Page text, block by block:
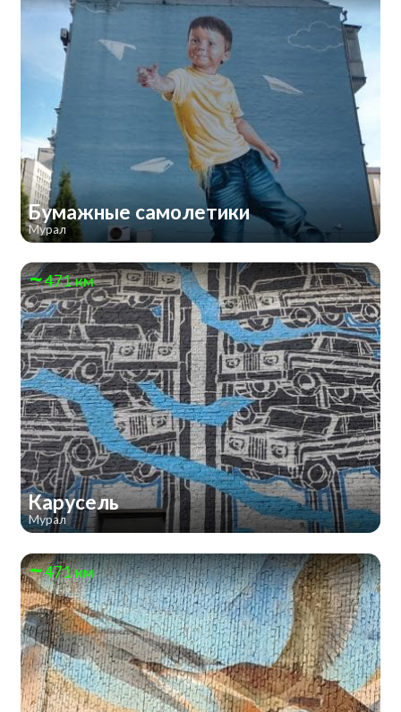
Бумажные самолетики
Мурал
471 км
Карусель
Мурал
471 км